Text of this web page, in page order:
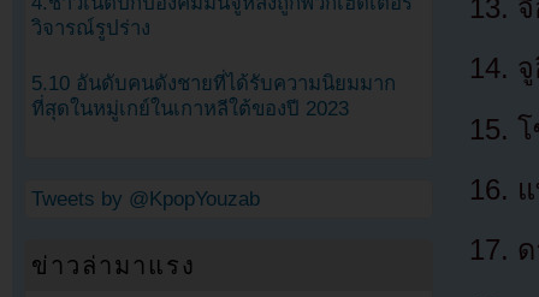
วิจารณ์รูปร่าง
5.10 อันดับคนดังชายที่ได้รับความนิยมมาก
ที่สุดในหมู่เกย์ในเกาหลีใต้ของปี 2023
Tweets by @KpopYouzab
ข่าวล่ามาแรง